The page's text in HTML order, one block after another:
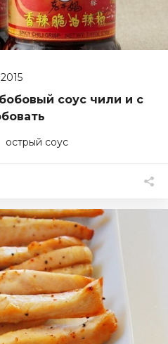
соус чили и с
острый соус